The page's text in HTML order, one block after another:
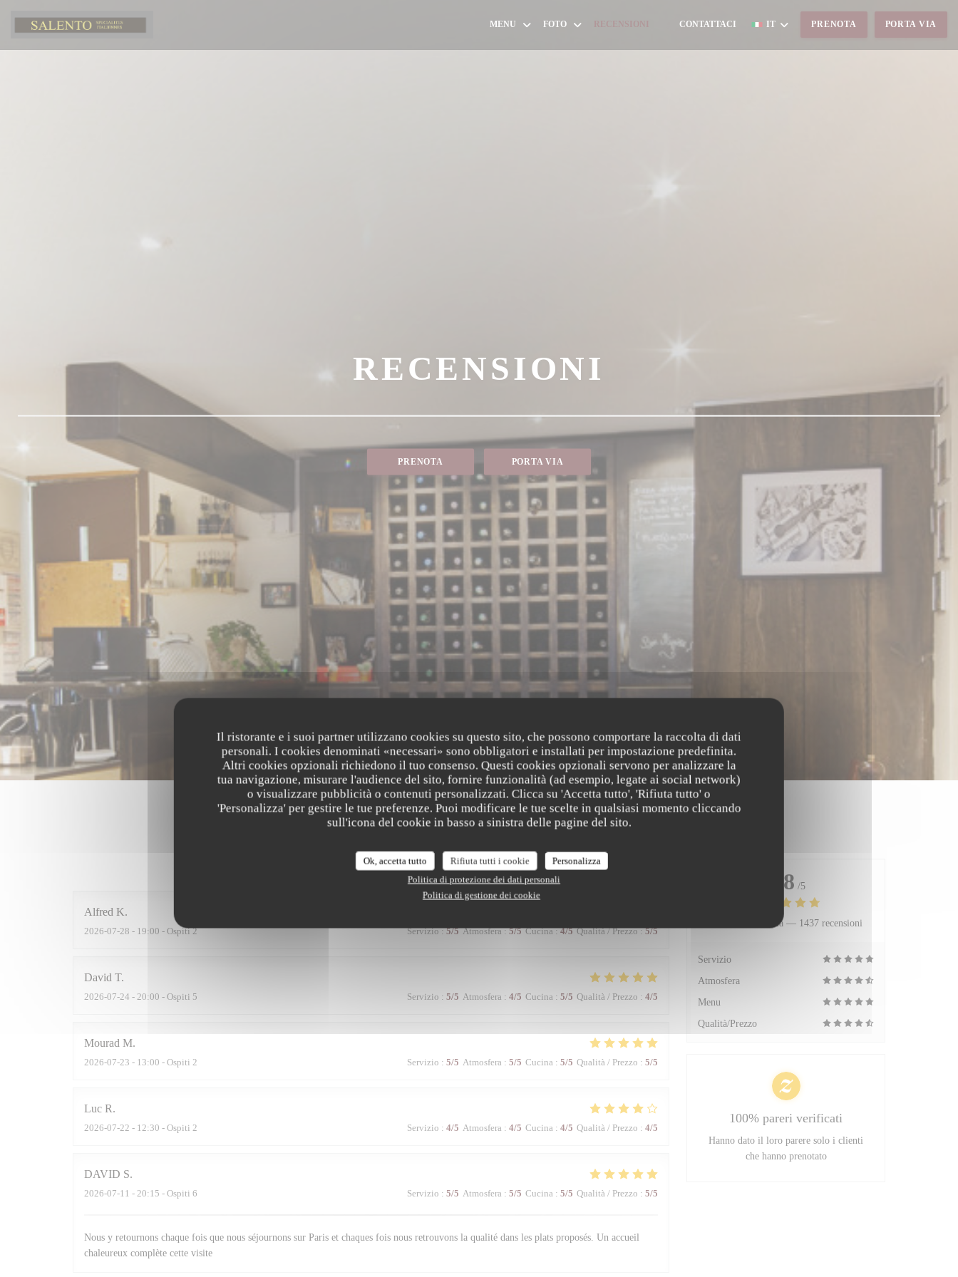
Il ristorante e i suoi partner utilizzano cookies su questo sito, che possono comportare la raccolta di dati
personali. I cookies denominati «necessari» sono obbligatori e installati per impostazione predefinita.
Altri cookies opzionali richiedono il tuo consenso. Questi cookies opzionali servono per analizzare la
tua navigazione, misurare l'audience del sito, fornire funzionalità (ad esempio, legate ai social network)
o visualizzare pubblicità o contenuti personalizzati. Clicca su 'Accetta tutto', 'Rifiuta tutto' o
'Personalizza' per gestire le tue preferenze. Puoi modificare le tue scelte in qualsiasi momento cliccando
sull'icona del cookie in basso a sinistra delle pagine del sito.
Ok, accetta tutto Rifiuta tutti i cookie
Personalizza
Politica di protezione dei dati personali
Politica di gestione dei cookie
MENU FOTO RECENSIONI
((APRE UNA NUOVA FINESTRA))
((APRE UNA NUOVA FINESTRA))
CONTATTACI IT PRENOTA PORTA VIA
RECENSIONI
PRENOTA PORTA VIA
I pareri dei nostri clienti
Alfred K
2026-07-28 - 19:00 - Ospiti 2 Servizio: 5/5 Atmosfera: 5/5 Cucina: 4/5 Qualità / Prezzo: 5/5
David T
2026-07-24 - 20:00 - Ospiti 5 Servizio : 5/5 Atmosfera : 4/5 Cucina : 5/5 Qualità / Prezzo : 4/5
Mourad M
2026-07-23 - 13:00 - Ospiti 2 Servizio : 5/5 Atmosfera : 5/5 Cucina : 5/5 Qualità / Prezzo : 5/5
Luc R
2026-07-22 - 12:30 - Ospiti 2 Servizio : 4/5 Atmosfera : 4/5 Cucina : 4/5 Qualità / Prezzo : 4/5
DAVID S
2026-07-11 - 20:15 - Ospiti 6 Servizio : 5/5 Atmosfera : 5/5 Cucina : 5/5 Qualità / Prezzo : 5/5
Nous y retournons chaque fois que nous séjournons sur Paris et chaques fois nous retrouvons la qualité dans les plats proposés. Un accueil
chaleureux complète cette visite
4.8 /5
Valutazione media — 1437 recensioni
Servizio
Atmosfera
Menu
Qualità/Prezzo
100% pareri verificati
Hanno dato il loro parere solo i clienti
che hanno prenotato